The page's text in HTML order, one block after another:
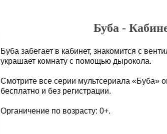
Буба -
Буба забегает в кабинет, знакомится с
украшает комнату с помощью дырокола.
Смотрите все серии мультсериала «Буба»
бесплатно и без регистрации.
Органичение по возрасту: 0+.